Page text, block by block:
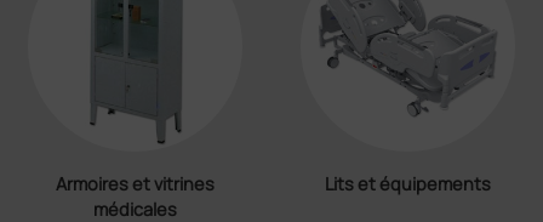
Armoires et vitrines
médicales
Lits et équipements